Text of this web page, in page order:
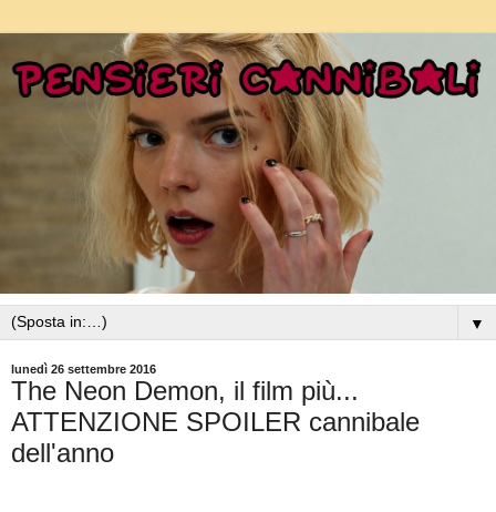
▼
lunedì 26 settembre 2016
The Neon Demon, il film più...
ATTENZIONE SPOILER cannibale
dell'anno